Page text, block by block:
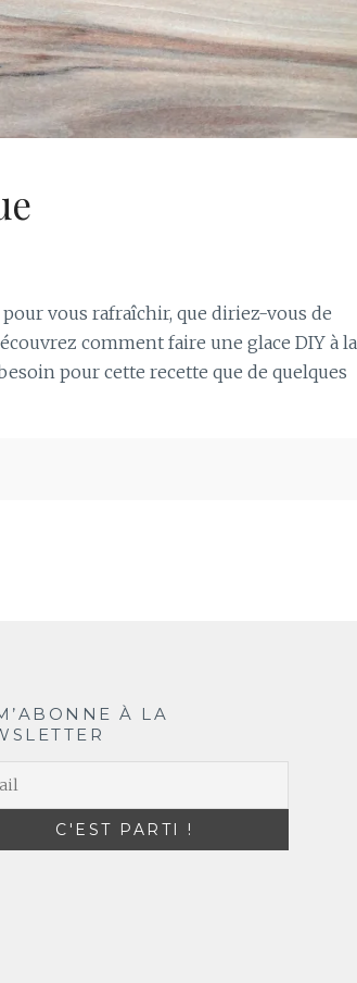
vous rafraîchir, que diriez-vous de
comment faire une glace DIY à la
pour cette recette que de quelques
À LA